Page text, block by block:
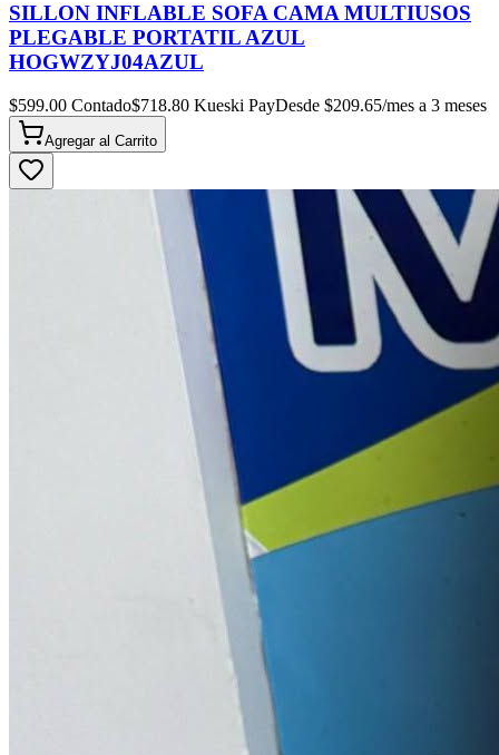
SILLON INFLABLE SOFA CAMA MULTIUSOS
PLEGABLE PORTATIL AZUL
HOGWZYJ04AZUL
$599.00 Contado$718.80 Kueski PayDesde $209.65/mes a 3 meses
Agregar al Carrito